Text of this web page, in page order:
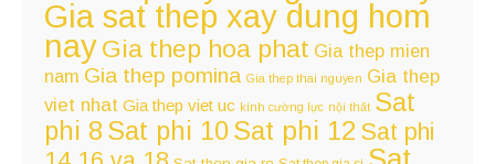
Gia sat thep xay dung hom
nayGia thep hoa phat Gia thep mien
nam Gia thep pomina Gia thep thai nguyen Gia thep
viet nhat Gia thep viet uc kính cường lực nội thất Sat
phi 8 Sat phi 10Sat phi 12 Sat phi